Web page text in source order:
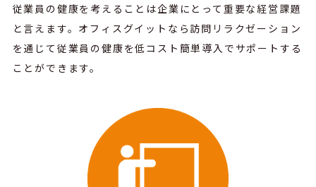
従業員の健康を考えることは企業にとって重要な経営課題
と言えます。 オフィスグイットなら訪問リラクゼーション
を通じて従業員の健康を低コスト簡単導入でサポートする
ことができます。